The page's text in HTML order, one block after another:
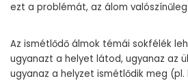
ezt a problémát, az álom
Az ismétlődő álmok témái sokfélék
ugyanazt a helyet látod, ugyanaz az
ugyanaz a helyzet ismétlődik meg (pl.